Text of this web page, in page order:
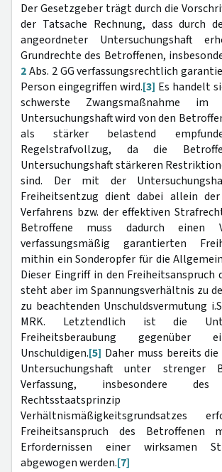
Der Gesetzgeber trägt durch die
der Tatsache Rechnung, dass durch
angeordneter Untersuchungshaft
Grundrechte des Betroffenen,
2Abs. 2 GG verfassungsrechtlich
Person eingegriffen wird.[3] Es handelt
schwerste Zwangsmaßnahme im
Untersuchungshaft wird von den
als stärker belastend
Regelstrafvollzug, da die
Untersuchungshaft stärkeren
sind. Der mit der
Freiheitsentzug dient dabei allein der
Verfahrens bzw. der effektiven
Betroffene muss dadurch einen
verfassungsmäßig garantierten
mithin ein Sonderopfer für die
Dieser Eingriff in den Freiheitsanspruch
steht aber im Spannungsverhältnis zu
zu beachtenden Unschuldsvermutung
MRK. Letztendlich ist die
Freiheitsberaubung gegenüber
Unschuldigen.[5] Daher muss bereits
Untersuchungshaft unter strenger
Verfassung, insbesondere
Rechtsstaatsprinzip
Verhältnismäßigkeitsgrundsatzes
Freiheitsanspruch des Betroffenen
Erfordernissen einer wirksamen
abgewogen werden.[7]